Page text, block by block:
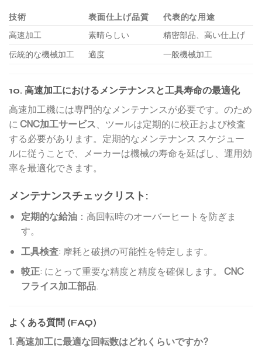
技術 表面仕上げ品質
代表的な用途
高速加工
素晴らしい
精密部品、高い仕上げ
伝統的な機械加工
適度 一般機械加工
10. 高速加工におけるメンテナンスと工具寿命の最適化
高速加工機には専門的なメンテナンスが必要です。のため
にCNC加工サービス、ツールは定期的に校正および検査
する必要があります。定期的なメンテナンス スケジュー
ルに従うことで、メーカーは機械の寿命を延ばし、運用効
率を最適化できます。
メンテナンスチェックリスト:
定期的な給油：高回転時のオーバーヒートを防ぎま
す。
工具検査: 摩耗と破損の可能性を特定します。
較正: にとって重要な精度と精度を確保します。 CNC
フライス加工部品.
よくある質問 (FAQ)
1. 高速加工に最適な回転数はどれくらいですか?